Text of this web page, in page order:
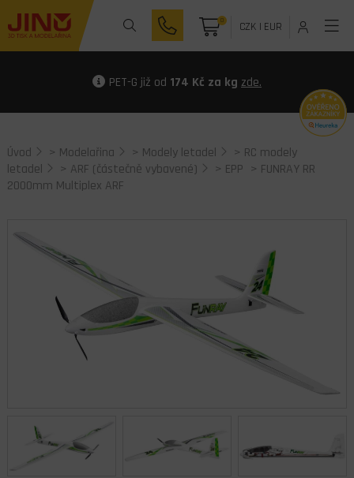
0 CZK| EUR
PET-G již od 174 Kč za kg zde.
Úvod > Modelařina > Modely letadel > RC modely
letadel
> ARF (částečně vybavené) > EPP > FUNRAY RR
2000mm Multiplex ARF